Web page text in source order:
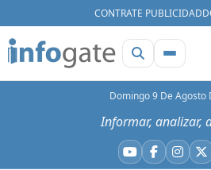
CONTRATE PUBLICIDAD
Domingo 9 De Agosto
Informar, analizar,
YouTube
Facebook
X